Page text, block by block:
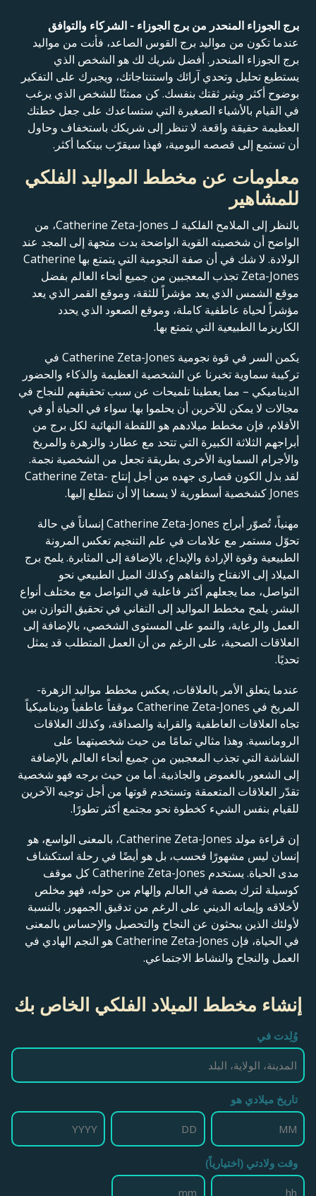
برج الجوزاء المنحدر من برج الجوزاء - الشركاء والتوافق
عندما تكون من مواليد برج القوس الصاعد، فأنت من مواليد
برج الجوزاء المنحدر. أفضل شريك لك هو الشخص الذي
يستطيع تحليل وتحدي آرائك واستنتاجاتك، ويجبرك على التفكير
بوضوح أكثر ويثير ثقتك بنفسك. كن ممتنًا للشخص الذي يرغب
في القيام بالأشياء الصغيرة التي ستساعدك على جعل خطتك
العظيمة حقيقة واقعة. لا تنظر إلى شريكك باستخفاف وحاول
أن تستمع إلى قصصه اليومية، فهذا سيقرّب بينكما أكثر.
معلومات عن مخطط المواليد الفلكي
للمشاهير
بالنظر إلى الملامح الفلكية لـ Catherine Zeta-Jones، من
الواضح أن شخصيته القوية الواضحة بدت متجهة إلى المجد عند
الولادة. لا شك في أن صفة النجومية التي يتمتع بها Catherine
Zeta-Jones تجذب المعجبين من جميع أنحاء العالم بفضل
موقع الشمس الذي يعد مؤشراً للثقة، وموقع القمر الذي يعد
مؤشراً لحياة عاطفية كاملة، وموقع الصعود الذي يحدد
الكاريزما الطبيعية التي يتمتع بها.
يكمن السر في قوة نجومية Catherine Zeta-Jones في
تركيبة سماوية تخبرنا عن الشخصية العظيمة والذكاء والحضور
الديناميكي – مما يعطينا تلميحات عن سبب تحقيقهم للنجاح في
مجالات لا يمكن للآخرين أن يحلموا بها. سواء في الحياة أو في
الأفلام، فإن مخطط ميلادهم هو اللقطة النهائية لكل برج من
أبراجهم الثلاثة الكبيرة التي تتحد مع عطارد والزهرة والمريخ
والأجرام السماوية الأخرى بطريقة تجعل من الشخصية نجمة.
لقد بذل الكون قصارى جهده من أجل إنتاج Catherine Zeta-
Jones كشخصية أسطورية لا يسعنا إلا أن نتطلع إليها.
مهنياً، تُصوّر أبراج Catherine Zeta-Jones إنساناً في حالة
تحوّل مستمر مع علامات في علم التنجيم تعكس المرونة
الطبيعية وقوة الإرادة والإبداع، بالإضافة إلى المثابرة. يلمح برج
الميلاد إلى الانفتاح والتفاهم وكذلك الميل الطبيعي نحو
التواصل، مما يجعلهم أكثر فاعلية في التواصل مع مختلف أنواع
البشر. يلمح مخطط المواليد إلى التفاني في تحقيق التوازن بين
العمل والرعاية، والنمو على المستوى الشخصي، بالإضافة إلى
العلاقات الصحية، على الرغم من أن العمل المتطلب قد يمثل
تحديًا.
عندما يتعلق الأمر بالعلاقات، يعكس مخطط مواليد الزهرة-
المريخ في Catherine Zeta-Jones موقفاً عاطفياً وديناميكياً
تجاه العلاقات العاطفية والقرابة والصداقة، وكذلك العلاقات
الرومانسية. وهذا مثالي تمامًا من حيث شخصيتهما على
الشاشة التي تجذب المعجبين من جميع أنحاء العالم بالإضافة
إلى الشعور بالغموض والجاذبية. أما من حيث برجه فهو شخصية
تقدّر العلاقات المتعمقة وتستخدم قوتها من أجل توجيه الآخرين
للقيام بنفس الشيء كخطوة نحو مجتمع أكثر تطورًا.
إن قراءة مولد Catherine Zeta-Jones، بالمعنى الواسع، هو
إنسان ليس مشهورًا فحسب، بل هو أيضًا في رحلة استكشاف
مدى الحياة. يستخدم Catherine Zeta-Jones كل موقف
كوسيلة لترك بصمة في العالم وإلهام من حوله، فهو مخلص
لأخلاقه وإيمانه الديني على الرغم من تدقيق الجمهور. بالنسبة
لأولئك الذين يبحثون عن النجاح والتحصيل والإحساس بالمعنى
في الحياة، فإن Catherine Zeta-Jones هو النجم الهادي في
العمل والنجاح والنشاط الاجتماعي.
إنشاء مخطط الميلاد الفلكي الخاص بك
وُلِدت في
تاريخ ميلادي هو
وقت ولادتي (اختيارياً)